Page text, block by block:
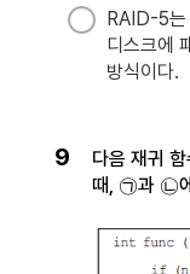
RAID-5는
디스크에
방식이다.
9
다음 재귀
때, ㉠과 ㉡